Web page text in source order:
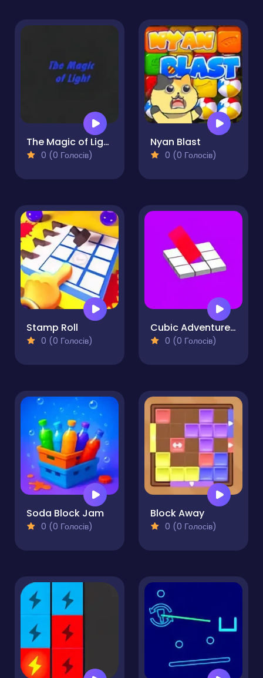
The Magic of Light
0 (0 Голосів)
Nyan Blast
0 (0 Голосів)
Stamp Roll
0 (0 Голосів)
Cubic Adventure Don't Fall
0 (0 Голосів)
Soda Block Jam
0 (0 Голосів)
Block Away
0 (0 Голосів)